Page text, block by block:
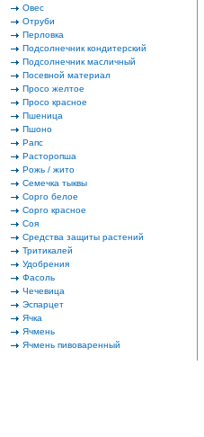
Овес
Отруби
Перловка
Подсолнечник кондитерский
Подсолнечник масличный
Посевной материал
Просо желтое
Просо красное
Пшеница
Пшоно
Рапс
Расторопша
Рожь / жито
Семечка тыквы
Сорго белое
Сорго красное
Соя
Средства защиты растений
Тритикалей
Удобрения
Фасоль
Чечевица
Эспарцет
Ячка
Ячмень
Ячмень пивоваренный